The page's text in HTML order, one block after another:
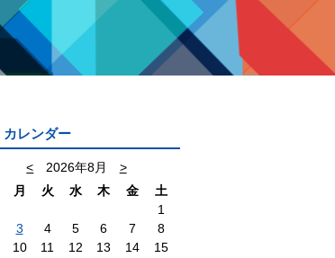
カレンダー
< 2026年8月
>
月 火 水 木 金
土
1
3 4 5 6 7
8
10 11 12 13 14
15